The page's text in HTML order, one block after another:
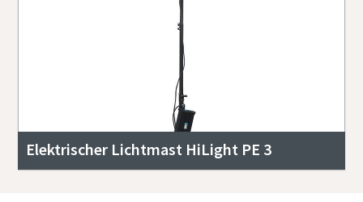
Elektrischer Lichtmast HiLight PE 3